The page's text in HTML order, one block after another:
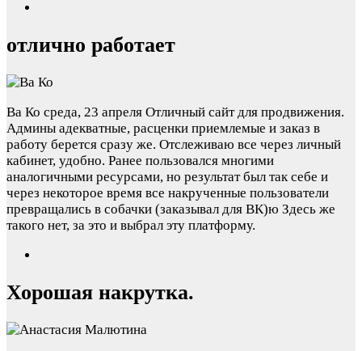
отлично работает
Ва Ко среда, 23 апреля Отличный сайт для продвижения.
Админы адекватные, расценки приемлемые и заказ в
работу берется сразу же. Отслеживаю все через личный
кабинет, удобно. Ранее пользовался многими
аналогичными ресурсами, но результат был так себе и
через некоторое время все накрученные пользователи
превращались в собачки (заказывал для ВК)ю Здесь же
такого нет, за это и выбрал эту платформу.
Хорошая накрутка.